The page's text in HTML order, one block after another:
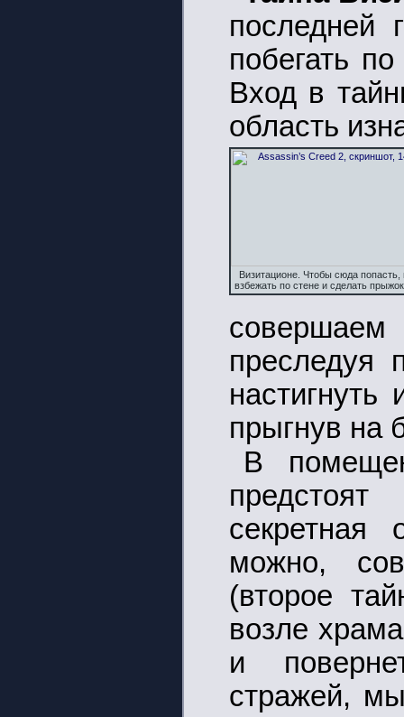
последней
побегать
Вход в
область
Визитационе. Чтобы сюда попасть,
взбежать по стене и сделать
преследуя
прыгнув на
В
секретная
можно,
(второе
возле
и
стражей,